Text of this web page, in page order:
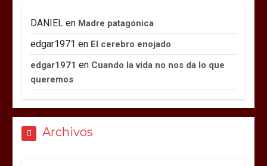
DANIEL en Madre patagónica
edgar1971 en El cerebro enojado
edgar1971 en Cuando la vida no nos da lo que
queremos
Archivos